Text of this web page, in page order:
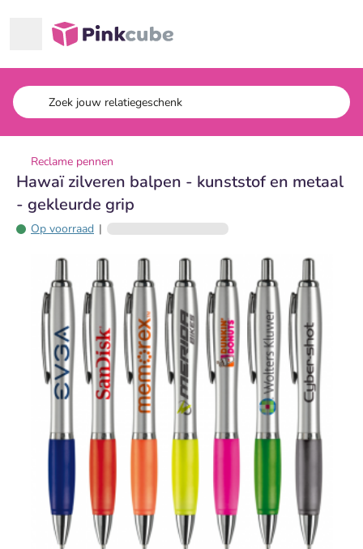
Pinkcube
Reclame pennen
Hawaï zilveren balpen - kunststof en metaal
- gekleurde grip
Op voorraad |